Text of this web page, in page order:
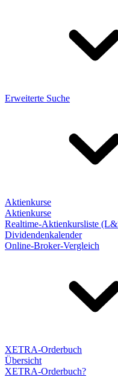
Erweiterte Suche
Aktienkurse
Aktienkurse
Realtime-Aktienkursliste
Dividendenkalender
Online-Broker-Vergleich
XETRA-Orderbuch
Übersicht
XETRA-Orderbuch?